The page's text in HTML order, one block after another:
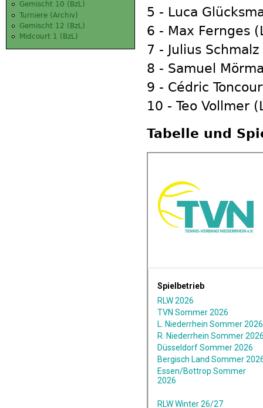
Gemischt 10 (BzL)
Turniere (Archiv)
Gemischt 12 (BzL)
Midcourt 1 (BzL)
5 - Luca
6 - Max Fernges
7 - Julius
8 - Samuel
9 - Cédric
10 - Teo Vollmer
Tabelle und